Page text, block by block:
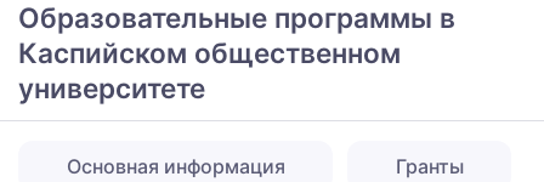
Образовательные программы в
Каспийском общественном
университете
Основная информация Гранты